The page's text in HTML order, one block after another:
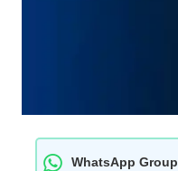
WhatsApp Group